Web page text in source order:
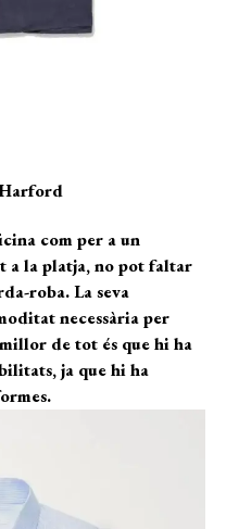
com per a un
a la platja, no pot faltar
roba. La seva
necessària per
de tot és que hi ha
ja que hi ha